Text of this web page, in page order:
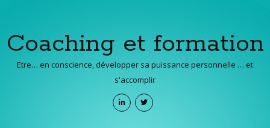
Coaching et formation
Etre… en conscience, développer sa puissance personnelle … et
s'accomplir